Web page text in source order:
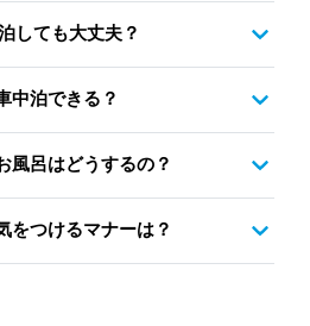
しても大丈夫？
中泊できる？
風呂はどうするの？
をつけるマナーは？